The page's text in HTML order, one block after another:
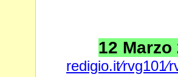
12 Marzo